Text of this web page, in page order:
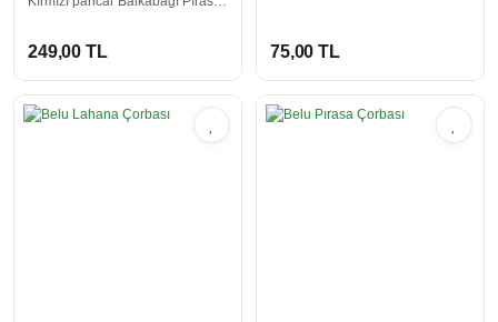
249,00 TL 75,00 TL